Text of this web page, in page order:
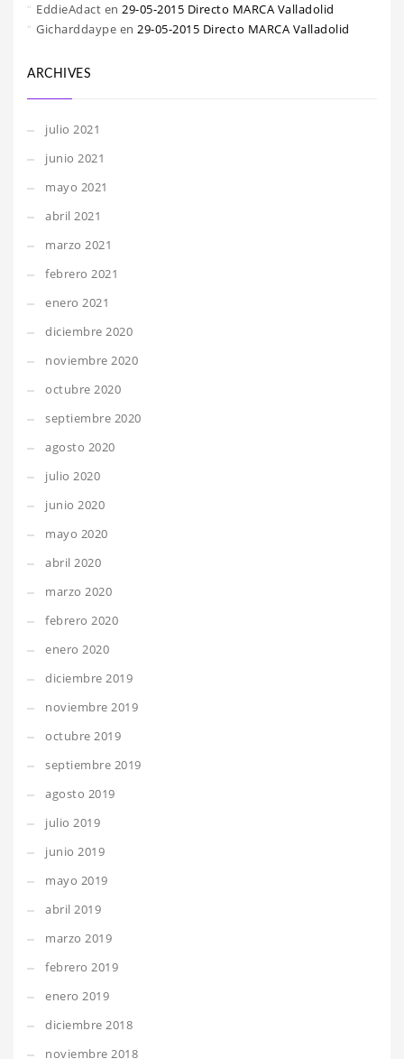
EddieAdact en 29-05-2015 Directo MARCA Valladolid
Gicharddaype en 29-05-2015 Directo MARCA Valladolid
ARCHIVES
julio 2021
junio 2021
mayo 2021
abril 2021
marzo 2021
febrero 2021
enero 2021
diciembre 2020
noviembre 2020
octubre 2020
septiembre 2020
agosto 2020
julio 2020
junio 2020
mayo 2020
abril 2020
marzo 2020
febrero 2020
enero 2020
diciembre 2019
noviembre 2019
octubre 2019
septiembre 2019
agosto 2019
julio 2019
junio 2019
mayo 2019
abril 2019
marzo 2019
febrero 2019
enero 2019
diciembre 2018
noviembre 2018